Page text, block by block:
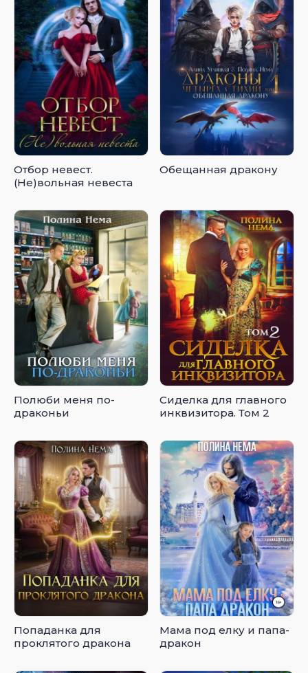
Отбор невест.
(Не)вольная невеста
Обещанная дракону
Полюби меня по-
драконьи
Сиделка для главного
инквизитора. Том 2
Попаданка для
проклятого дракона
Мама под елку и папа-
дракон